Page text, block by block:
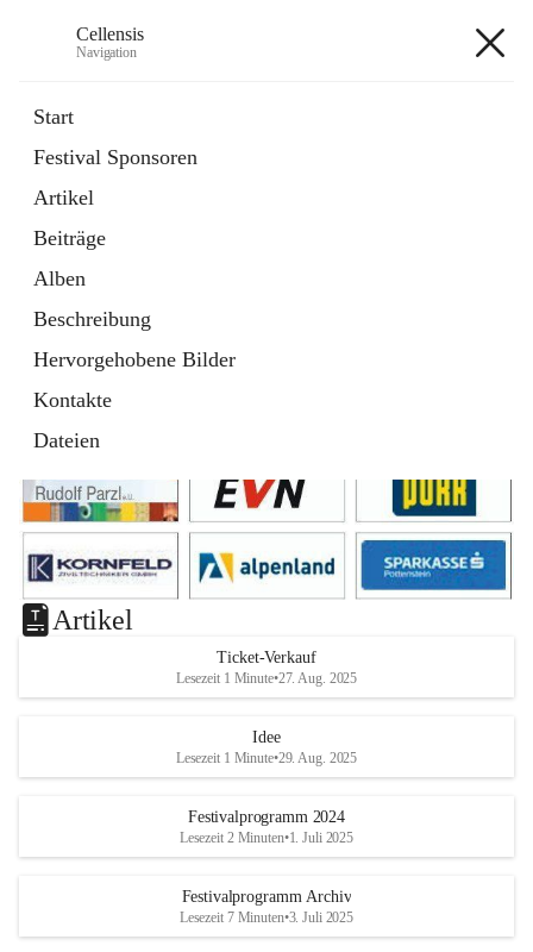
Cellensis
Navigation
Start
Festival Sponsoren
Artikel
Beiträge
Alben
Beschreibung
Hervorgehobene Bilder
Kontakte
Dateien
Festival Sponsoren
Artikel
Ticket-Verkauf
Lesezeit 1 Minute•27. Aug. 2025
Idee
Lesezeit 1 Minute•29. Aug. 2025
Festivalprogramm 2024
Lesezeit 2 Minuten•1. Juli 2025
Festivalprogramm Archiv
Lesezeit 7 Minuten•3. Juli 2025